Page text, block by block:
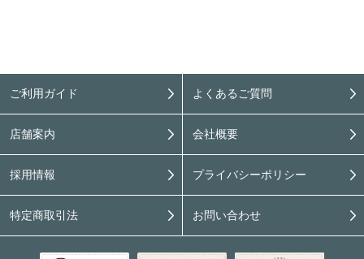
ご利用ガイド よくあるご質問
店舗案内 会社概要
採用情報 プライバシーポリシー
特定商取引法 お問い合わせ